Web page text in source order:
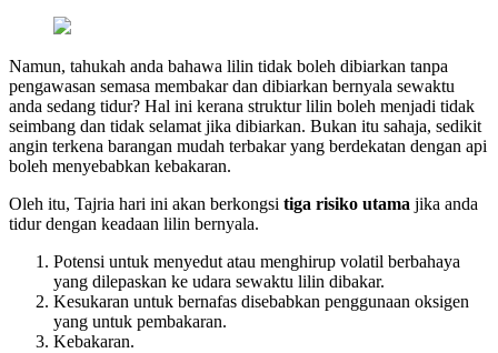
Namun, tahukah anda bahawa lilin tidak boleh dibiarkan tanpa
pengawasan semasa membakar dan dibiarkan bernyala sewaktu
anda sedang tidur? Hal ini kerana struktur lilin boleh menjadi tidak
seimbang dan tidak selamat jika dibiarkan. Bukan itu sahaja, sedikit
angin terkena barangan mudah terbakar yang berdekatan dengan api
boleh menyebabkan kebakaran.
Oleh itu, Tajria hari ini akan berkongsi tiga risiko utama jika anda
tidur dengan keadaan lilin bernyala.
Potensi untuk menyedut atau menghirup volatil berbahaya
yang dilepaskan ke udara sewaktu lilin dibakar.
Kesukaran untuk bernafas disebabkan penggunaan oksigen
yang untuk pembakaran.
Kebakaran.